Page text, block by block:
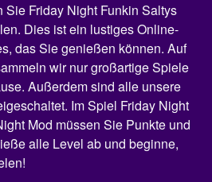
Sie Friday Night Funkin Saltys
Dies ist ein lustiges Online-
das Sie genießen können. Auf
wir nur großartige Spiele
Außerdem sind alle unsere
Im Spiel Friday Night
Mod müssen Sie Punkte und
alle Level ab und beginne,